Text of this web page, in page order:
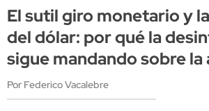
El sutil giro monetario y
del dólar: por qué la
sigue mandando sobre
Por Federico Vacalebre